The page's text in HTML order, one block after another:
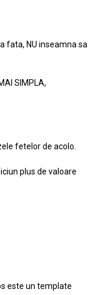
fata, NU inseamna sa
SIMPLA,
fetelor de acolo.
plus de valoare
este un template